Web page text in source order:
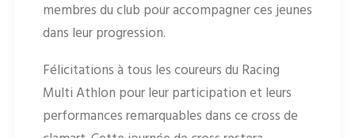
membres du club pour accompagner ces jeunes
dans leur progression.
Félicitations à tous les coureurs du Racing
Multi Athlon pour leur participation et leurs
performances remarquables dans ce cross de